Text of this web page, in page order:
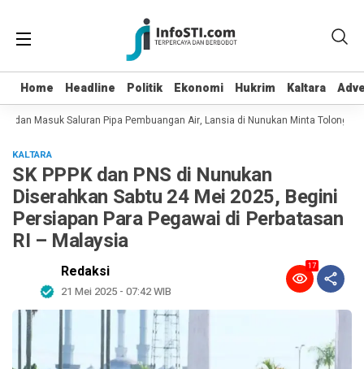
Home Headline Politik Ekonomi Hukrim Kaltara
Home Headline Politik Ekonomi Hukrim Kaltara
dan Masuk Saluran Pipa Pembuangan Air, Lansia di Nunukan Minta Tolong
KALTARA
SK PPPK dan PNS di Nunukan
Diserahkan Sabtu 24 Mei 2025, Begini
Persiapan Para Pegawai di Perbatasan
RI – Malaysia
Redaksi
21 Mei 2025 - 07:42 WIB
17